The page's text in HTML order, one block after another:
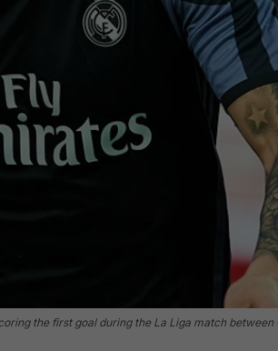
the first goal during the La Liga match